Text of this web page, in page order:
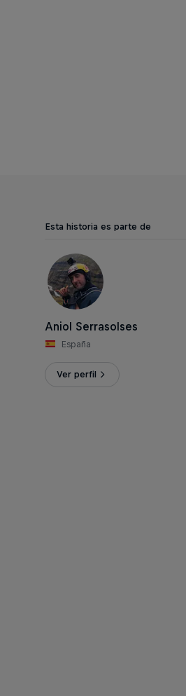
Esta historia es parte de
Aniol Serrasolses
España
Ver perfil